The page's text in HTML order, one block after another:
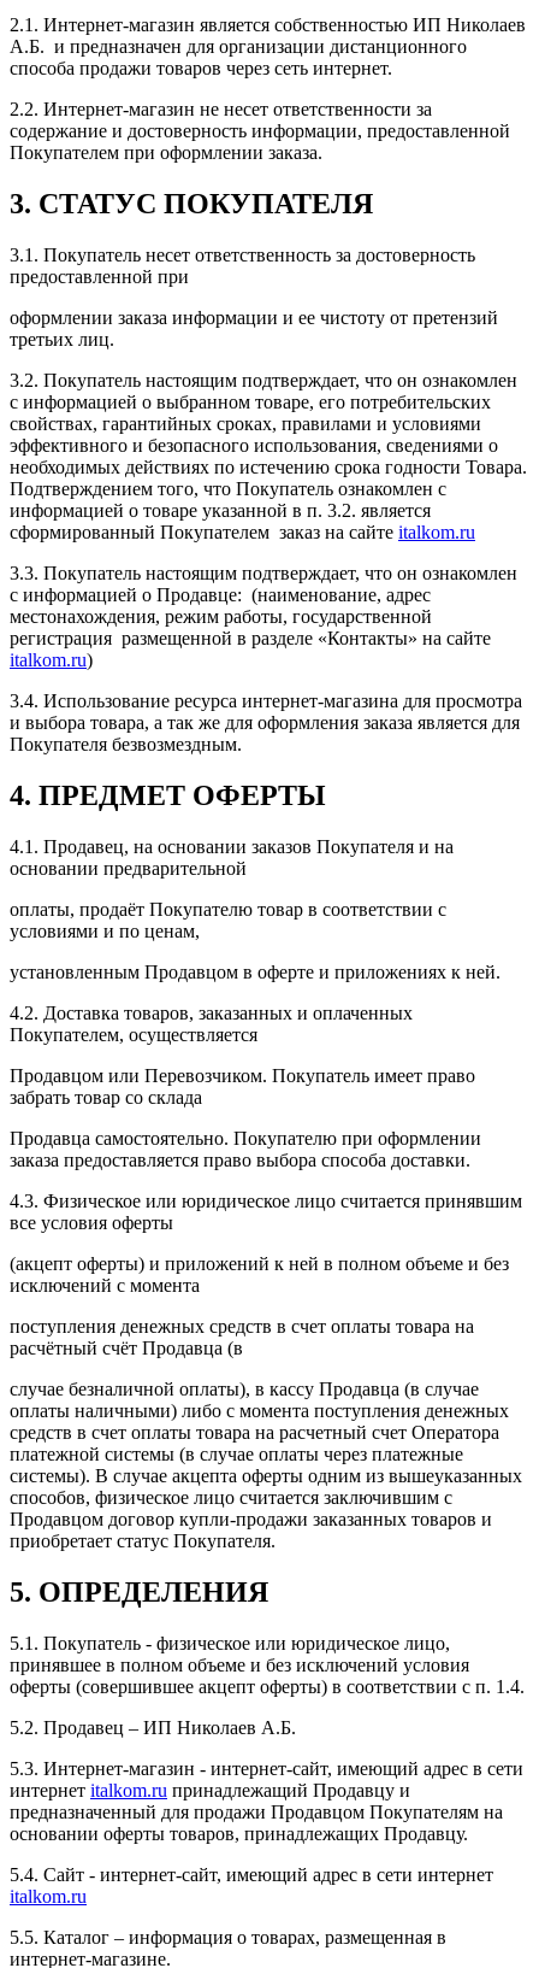
2.1. Интернет-магазин является собственностью ИП Николаев
А.Б. и предназначен для организации дистанционного
способа продажи товаров через сеть интернет.
2.2. Интернет-магазин не несет ответственности за
содержание и достоверность информации, предоставленной
Покупателем при оформлении заказа.
3. СТАТУС ПОКУПАТЕЛЯ
3.1. Покупатель несет ответственность за достоверность
предоставленной при
оформлении заказа информации и ее чистоту от претензий
третьих лиц.
3.2. Покупатель настоящим подтверждает, что он ознакомлен
с информацией о выбранном товаре, его потребительских
свойствах, гарантийных сроках, правилами и условиями
эффективного и безопасного использования, сведениями о
необходимых действиях по истечению срока годности Товара.
Подтверждением того, что Покупатель ознакомлен с
информацией о товаре указанной в п. 3.2. является
сформированный Покупателем заказ на сайте italkom.ru
3.3. Покупатель настоящим подтверждает, что он ознакомлен
с информацией о Продавце: (наименование, адрес
местонахождения, режим работы, государственной
регистрация размещенной в разделе «Контакты» на сайте
italkom.ru)
3.4. Использование ресурса интернет-магазина для просмотра
и выбора товара, а так же для оформления заказа является для
Покупателя безвозмездным.
4. ПРЕДМЕТ ОФЕРТЫ
4.1. Продавец, на основании заказов Покупателя и на
основании предварительной
оплаты, продаёт Покупателю товар в соответствии с
условиями и по ценам,
установленным Продавцом в оферте и приложениях к ней.
4.2. Доставка товаров, заказанных и оплаченных
Покупателем, осуществляется
Продавцом или Перевозчиком. Покупатель имеет право
забрать товар со склада
Продавца самостоятельно. Покупателю при оформлении
заказа предоставляется право выбора способа доставки.
4.3. Физическое или юридическое лицо считается принявшим
все условия оферты
(акцепт оферты) и приложений к ней в полном объеме и без
исключений с момента
поступления денежных средств в счет оплаты товара на
расчётный счёт Продавца (в
случае безналичной оплаты), в кассу Продавца (в случае
оплаты наличными) либо с момента поступления денежных
средств в счет оплаты товара на расчетный счет Оператора
платежной системы (в случае оплаты через платежные
системы). В случае акцепта оферты одним из вышеуказанных
способов, физическое лицо считается заключившим с
Продавцом договор купли-продажи заказанных товаров и
приобретает статус Покупателя.
5. ОПРЕДЕЛЕНИЯ
5.1. Покупатель - физическое или юридическое лицо,
принявшее в полном объеме и без исключений условия
оферты (совершившее акцепт оферты) в соответствии с п. 1.4.
5.2. Продавец – ИП Николаев А.Б.
5.3. Интернет-магазин - интернет-сайт, имеющий адрес в сети
интернет italkom.ru принадлежащий Продавцу и
предназначенный для продажи Продавцом Покупателям на
основании оферты товаров, принадлежащих Продавцу.
5.4. Сайт - интернет-сайт, имеющий адрес в сети интернет
italkom.ru
5.5. Каталог – информация о товарах, размещенная в
интернет-магазине.